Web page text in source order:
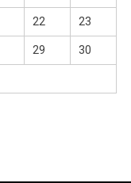
22 23
29 30